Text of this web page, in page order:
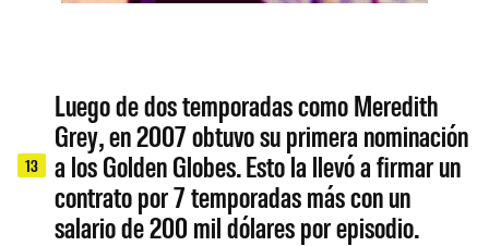
13
Luego de dos temporadas como Meredith
Grey, en 2007 obtuvo su primera nominación
a los Golden Globes. Esto la llevó a firmar un
contrato por 7 temporadas más con un
salario de 200 mil dólares por episodio.